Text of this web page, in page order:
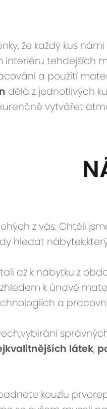
že každý kus
interiéru tehdejších
a použití
dělá z jednotlivých
vytvářet
z vás. Chtěli
hledat
až k nábytku z
k únavě
a
látek,
kouzlu